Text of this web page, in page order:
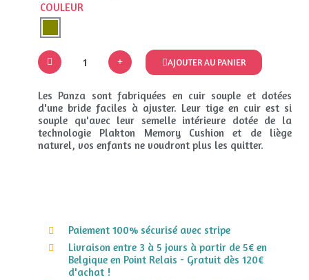
COULEUR
AJOUTER AU PANIER
Les Panza sont fabriquées en cuir souple et dotées
d'une bride faciles à ajuster. Leur tige en cuir est si
souple qu'avec leur semelle intérieure dotée de la
technologie Plakton Memory Cushion et de liège
naturel, vos enfants ne voudront plus les quitter.
Paiement 100% sécurisé avec stripe
Livraison entre 3 à 5 jours à partir de 5€ en
Belgique en Point Relais - Gratuit dès 120€
d'achat !